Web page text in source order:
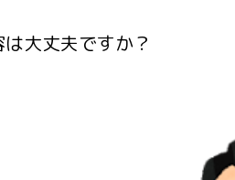
大丈夫ですか？